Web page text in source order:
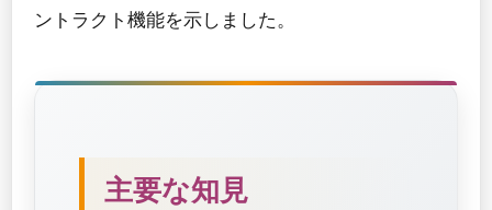
ントラクト機能を示しました。
主要な知見